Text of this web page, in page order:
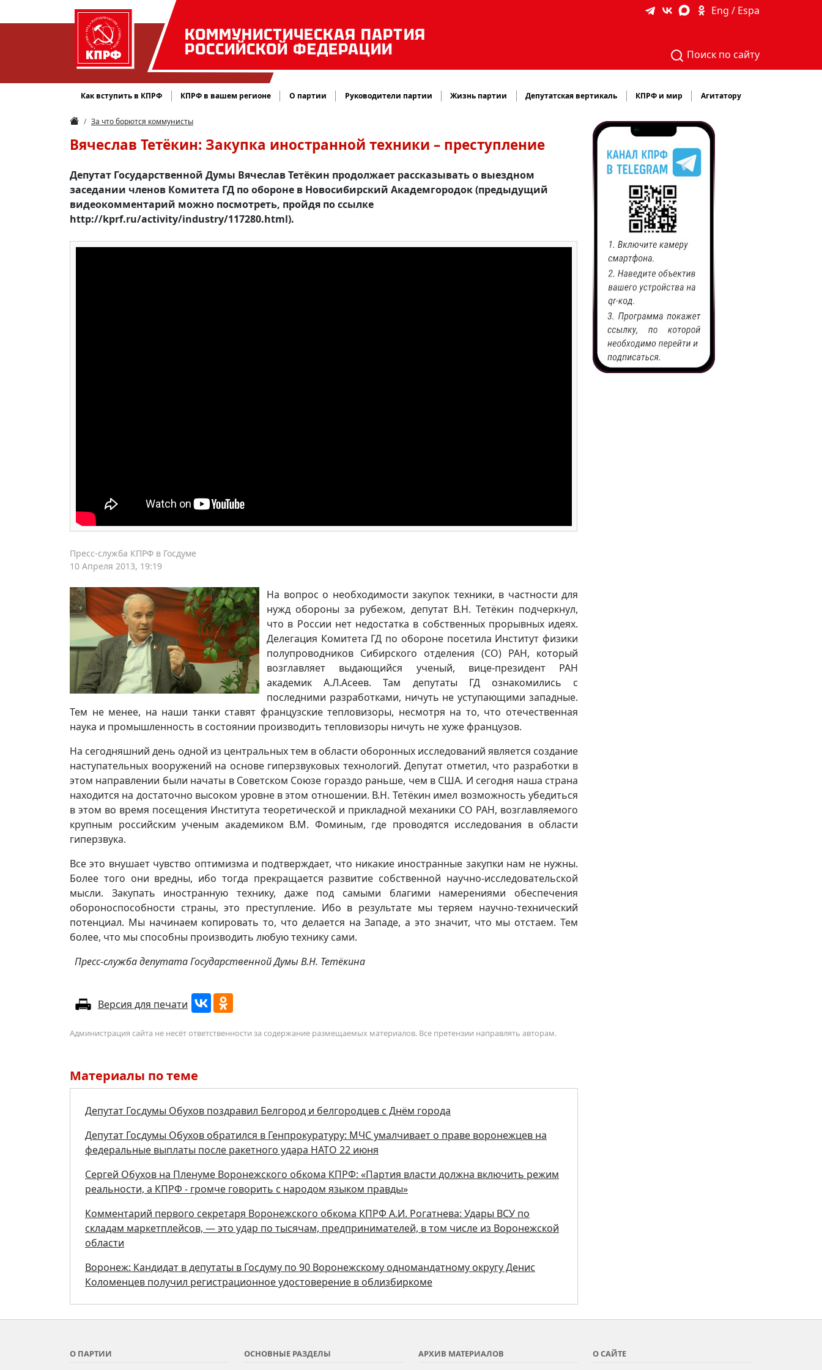
КОММУНИСТИЧЕСКАЯ ПАРТИЯ
РОССИЙСКОЙ ФЕДЕРАЦИИ
Eng / Espa
Поиск по сайту
Как вступить в КПРФ КПРФ в вашем регионе О партии Руководители партии Жизнь партии Депутатская вертикаль КПРФ и мир Агитатору
За что борются коммунисты
Вячеслав Тетёкин: Закупка иностранной техники – преступление
Депутат Государственной Думы Вячеслав Тетёкин продолжает рассказывать о выездном
заседании членов Комитета ГД по обороне в Новосибирский Академгородок (предыдущий
видеокомментарий можно посмотреть, пройдя по ссылке
http://kprf.ru/activity/industry/117280.html).
Пресс-служба КПРФ в Госдуме
10 Апреля 2013, 19:19
На вопрос о необходимости закупок техники, в частности для
нужд обороны за рубежом, депутат В.Н. Тетёкин подчеркнул,
что в России нет недостатка в собственных прорывных идеях.
Делегация Комитета ГД по обороне посетила Институт физики
полупроводников Сибирского отделения (СО) РАН, который
возглавляет выдающийся ученый, вице-президент РАН
академик А.Л.Асеев. Там депутаты ГД ознакомились с
последними разработками, ничуть не уступающими западные.
Тем не менее, на наши танки ставят французские тепловизоры, несмотря на то, что отечественная
наука и промышленность в состоянии производить тепловизоры ничуть не хуже французов.
На сегодняшний день одной из центральных тем в области оборонных исследований является создание
наступательных вооружений на основе гиперзвуковых технологий. Депутат отметил, что разработки в
этом направлении были начаты в Советском Союзе гораздо раньше, чем в США. И сегодня наша страна
находится на достаточно высоком уровне в этом отношении. В.Н. Тетёкин имел возможность убедиться
в этом во время посещения Института теоретической и прикладной механики СО РАН, возглавляемого
крупным российским ученым академиком В.М. Фоминым, где проводятся исследования в области
гиперзвука.
Все это внушает чувство оптимизма и подтверждает, что никакие иностранные закупки нам не нужны.
Более того они вредны, ибо тогда прекращается развитие собственной научно-исследовательской
мысли. Закупать иностранную технику, даже под самыми благими намерениями обеспечения
обороноспособности страны, это преступление. Ибо в результате мы теряем научно-технический
потенциал. Мы начинаем копировать то, что делается на Западе, а это значит, что мы отстаем. Тем
более, что мы способны производить любую технику сами.
Пресс-служба депутата Государственной Думы В.Н. Тетёкина
Версия для печати
Администрация сайта не несёт ответственности за содержание размещаемых материалов. Все претензии направлять авторам.
Материалы по теме
Депутат Госдумы Обухов поздравил Белгород и белгородцев с Днём города
Депутат Госдумы Обухов обратился в Генпрокуратуру: МЧС умалчивает о праве воронежцев на
федеральные выплаты после ракетного удара НАТО 22 июня
Сергей Обухов на Пленуме Воронежского обкома КПРФ: «Партия власти должна включить режим
реальности, а КПРФ - громче говорить с народом языком правды»
Комментарий первого секретаря Воронежского обкома КПРФ А.И. Рогатнева: Удары ВСУ по
складам маркетплейсов, — это удар по тысячам, предпринимателей, в том числе из Воронежской
области
Воронеж: Кандидат в депутаты в Госдуму по 90 Воронежскому одномандатному округу Денис
Коломенцев получил регистрационное удостоверение в облизбиркоме
О ПАРТИИ
ОСНОВНЫЕ РАЗДЕЛЫ
АРХИВ МАТЕРИАЛОВ
О САЙТЕ